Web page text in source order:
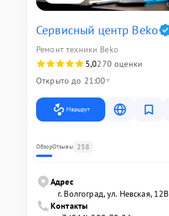
Сервисный центр Beko
Ремонт техники Beko
5,0270 оценки
Открыто до 21:00
Маршрут
ОбзорОтзывы 258
Адрес
г. Волгоград, ул. Невская, 12В
Контакты